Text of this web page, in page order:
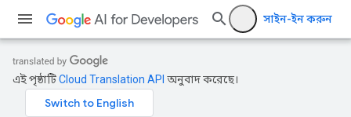
সাইন-ইন করুন
এই পৃষ্ঠাটিCloud Translation API অনুবাদ করেছে।